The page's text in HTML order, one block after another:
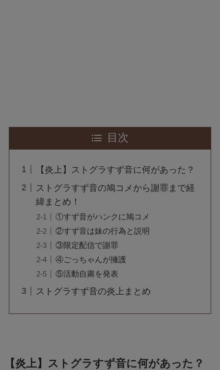
目次
【炎上】ストグラすず音に何があった？
ストグラすず音の鳩コメから謝罪まで経
緯まとめ！
①すず音がハンクに鳩コメ
②すず音は妹の行為と説明
③限定配信で謝罪
④ごっちゃんが擁護
⑤活動自粛を発表
ストグラすず音の炎上まとめ
【炎上】ストグラすず音に何があった？